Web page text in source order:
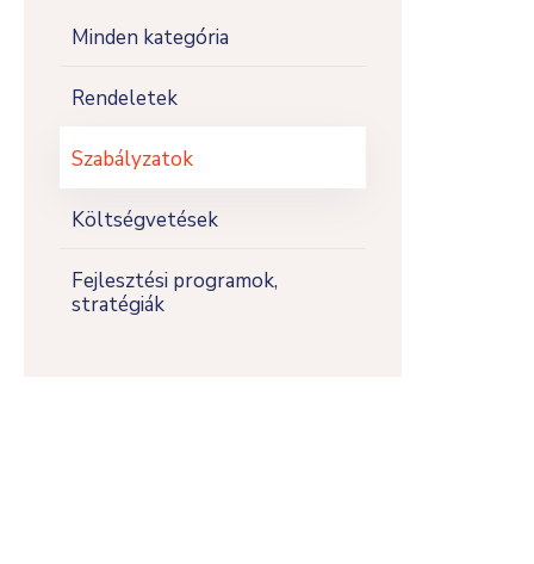
Minden kategória
Rendeletek
Szabályzatok
Költségvetések
Fejlesztési programok,
stratégiák